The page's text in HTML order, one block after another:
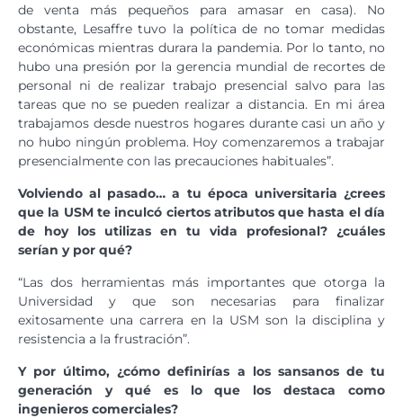
de venta más pequeños para amasar en casa). No
obstante, Lesaffre tuvo la política de no tomar medidas
económicas mientras durara la pandemia. Por lo tanto, no
hubo una presión por la gerencia mundial de recortes de
personal ni de realizar trabajo presencial salvo para las
tareas que no se pueden realizar a distancia. En mi área
trabajamos desde nuestros hogares durante casi un año y
no hubo ningún problema. Hoy comenzaremos a trabajar
presencialmente con las precauciones habituales”.
Volviendo al pasado… a tu época universitaria ¿crees
que la USM te inculcó ciertos atributos que hasta el día
de hoy los utilizas en tu vida profesional? ¿cuáles
serían y por qué?
“Las dos herramientas más importantes que otorga la
Universidad y que son necesarias para finalizar
exitosamente una carrera en la USM son la disciplina y
resistencia a la frustración”.
Y por último, ¿cómo definirías a los sansanos de tu
generación y qué es lo que los destaca como
ingenieros comerciales?